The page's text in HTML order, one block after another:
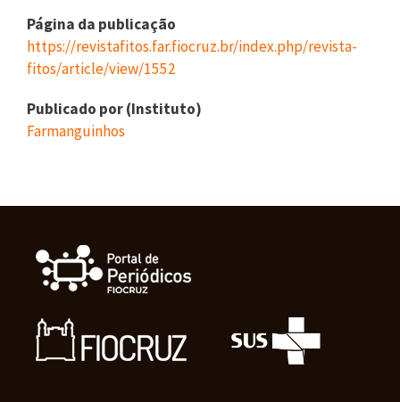
Página da publicação
https://revistafitos.far.fiocruz.br/index.php/revista-
fitos/article/view/1552
Publicado por (Instituto)
Farmanguinhos